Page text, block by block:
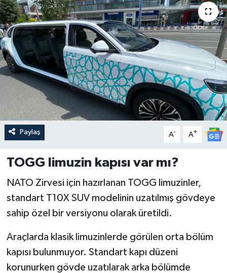
Paylaş A- A+
TOGG limuzin kapısı var mı?
NATO Zirvesi için hazırlanan TOGG limuzinler,
standart T10X SUV modelinin uzatılmış gövdeye
sahip özel bir versiyonu olarak üretildi.
Araçlarda klasik limuzinlerde görülen orta bölüm
kapısı bulunmuyor. Standart kapı düzeni
korunurken gövde uzatılarak arka bölümde